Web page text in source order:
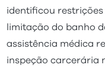
identificou
limitação do banho
assistência médica
inspeção carcerária